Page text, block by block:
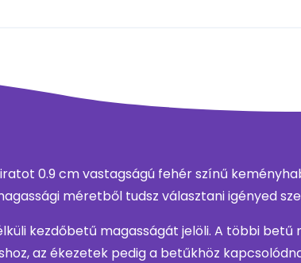
0.9 cm vastagságú fehér színű
méretből tudsz választani igényed
kezdőbetű magasságát jelöli. A többi betű
az ékezetek pedig a betűkhöz